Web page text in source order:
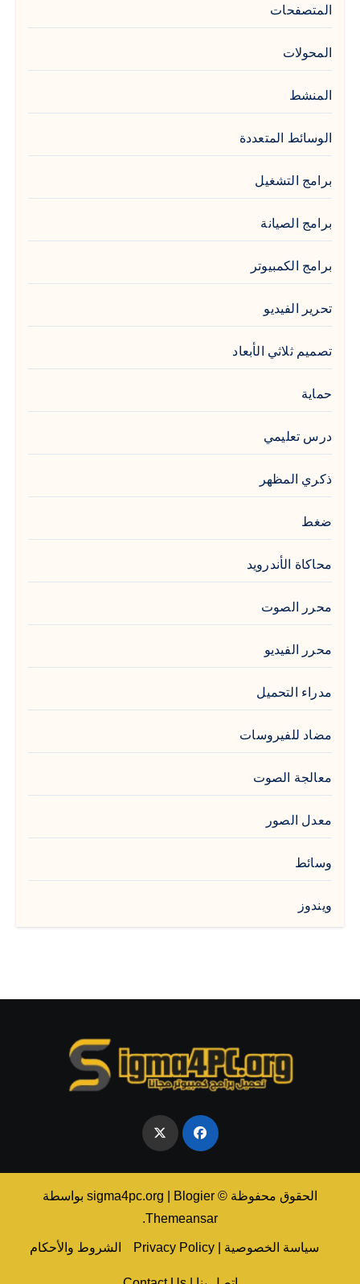
المتصفحات
المحولات
المنشط
الوسائط المتعددة
برامج التشغيل
برامج الصيانة
برامج الكمبيوتر
تحرير الفيديو
تصميم ثلاثي الأبعاد
حماية
درس تعليمي
ذكري المظهر
ضغط
محاكاة الأندرويد
محرر الصوت
محرر الفيديو
مدراء التحميل
مضاد للفيروسات
معالجة الصوت
معدل الصور
وسائط
ويندوز
الحقوق محفوظة © sigma4pc.org Blogier
بواسطة
Themeansar
.
سياسة الخصوصية | Privacy Policy الشروط والأحكام